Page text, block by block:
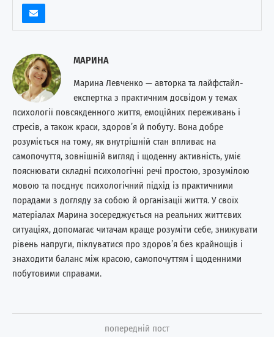
МАРИНА
Марина Левченко — авторка та лайфстайл-
експертка з практичним досвідом у темах
психології повсякденного життя, емоційних переживань і
стресів, а також краси, здоров’я й побуту. Вона добре
розуміється на тому, як внутрішній стан впливає на
самопочуття, зовнішній вигляд і щоденну активність, уміє
пояснювати складні психологічні речі простою, зрозумілою
мовою та поєднує психологічний підхід із практичними
порадами з догляду за собою й організації життя. У своїх
матеріалах Марина зосереджується на реальних життєвих
ситуаціях, допомагає читачам краще розуміти себе, знижувати
рівень напруги, піклуватися про здоров’я без крайнощів і
знаходити баланс між красою, самопочуттям і щоденними
побутовими справами.
попередній пост